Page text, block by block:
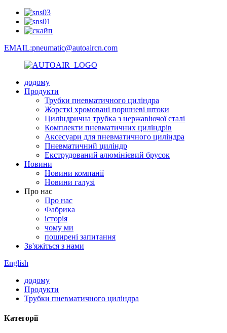
EMAIL:pneumatic@autoaircn.com
додому
Продукти
Трубки пневматичного циліндра
Жорсткі хромовані поршневі штоки
Циліндрична трубка з нержавіючої сталі
Комплекти пневматичних циліндрів
Аксесуари для пневматичного циліндра
Пневматичний циліндр
Екструдований алюмінієвий брусок
Новини
Новини компанії
Новини галузі
Про нас
Про нас
Фабрика
історія
чому ми
поширені запитання
Зв'яжіться з нами
English
додому
Продукти
Трубки пневматичного циліндра
Категорії